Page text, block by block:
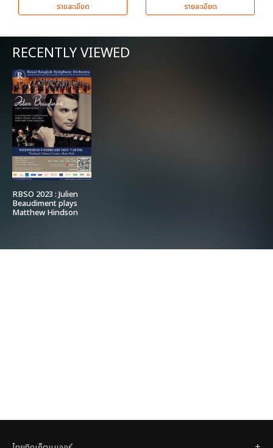
รายละเอียด รายละเอียด
RECENTLY VIEWED
RBSO 2023 : Julien
Beaudiment plays
Matthew Hindson